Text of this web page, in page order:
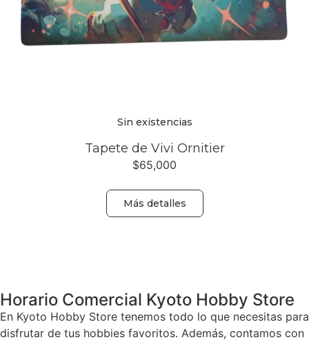
Sin existencias
Tapete de Vivi Ornitier
$65,000
Más detalles
Horario Comercial Kyoto Hobby Store
En Kyoto Hobby Store tenemos todo lo que necesitas para
disfrutar de tus hobbies favoritos. Además, contamos con